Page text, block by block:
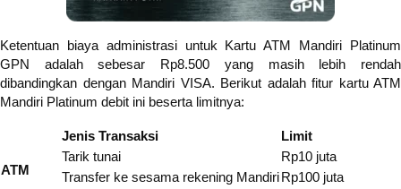
Ketentuan biaya administrasi untuk Kartu ATM Mandiri Platinum
GPN adalah sebesar Rp8.500 yang masih lebih rendah
dibandingkan dengan Mandiri VISA. Berikut adalah fitur kartu ATM
Mandiri Platinum debit ini beserta limitnya:
ATM
Jenis Transaksi
Limit
Tarik tunai
Rp10 juta
Transfer ke sesama rekening MandiriRp100 juta